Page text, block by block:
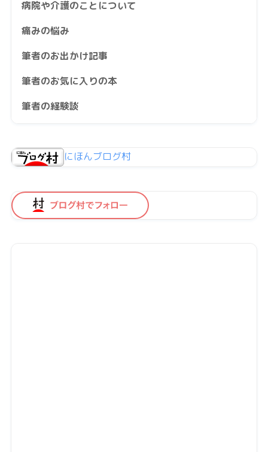
病院や介護のことについて
痛みの悩み
筆者のお出かけ記事
筆者のお気に入りの本
筆者の経験談
にほんブログ村